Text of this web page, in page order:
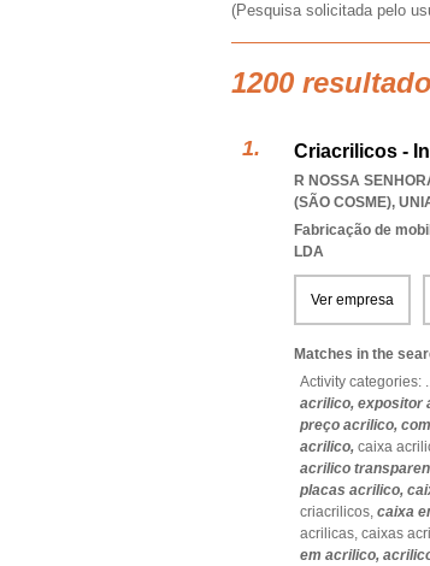
(Pesquisa solicitada pelo
1200
Criacrilicos -
R NOSSA
(SÃO COSME),
Fabricação de
LDA
Ver empresa
Matches in the
Activity categories:
acrilico, expositor
preço acrilico,
acrilico, caixa
acrilico
placas acrilico,
criacrilicos, caixa
acrilicas, caixas
em acrilico,